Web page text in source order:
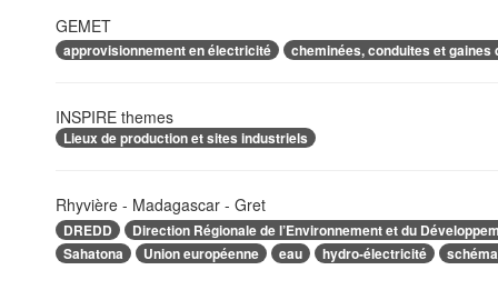
GEMET
approvisionnement en électricité cheminées, conduites et gaines
INSPIRE themes
Lieux de production et sites industriels
Rhyvière - Madagascar - Gret
DREDD
Direction Régionale de l’Environnement et du
Sahatona
Union européenne eau hydro-électricité